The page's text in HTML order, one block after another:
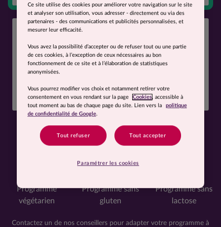
Protéines+
Pour les hommes de 50 ans et plus.
Programme aux apports renforcés en protéines.
CHOISIR
Vous suivez un régime alimentaire
spécifique ?
Programme
végétarien
Programme sans
gluten
Programme sans
lactose
Contactez un de nos conseillers pour adapter votre programme à
Ce site utilise des cookies pour améliorer votre navigation sur le site
et analyser son utilisation, vous adresser - directement ou via des
partenaires - des communications et publicités personnalisées, et
mesurer leur efficacité.
Vous avez la possibilité d’accepter ou de refuser tout ou une partie
de ces cookies, à l’exception de ceux nécessaires au bon
fonctionnement de ce site et à l’élaboration de statistiques
anonymisées.
Vous pourrez modifier vos choix et notamment retirer votre
consentement en vous rendant sur la page
Cookies, accessible à
tout moment au bas de chaque page du site. Lien vers la
politique
de confidentialité de Google.
Tout refuser Tout accepter
Paramétrer les cookies